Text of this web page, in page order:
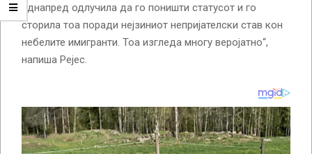
однапред одлучила да го поништи статусот и го
сторила тоа поради нејзиниот непријателски став кон
небелите имигранти. Тоа изгледа многу веројатно“,
напиша Рејес.